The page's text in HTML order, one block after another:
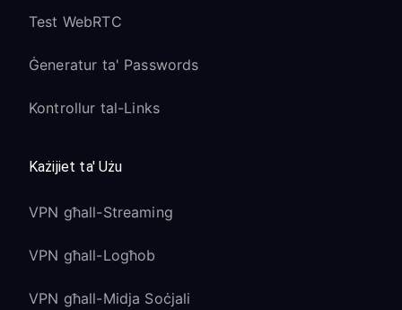
Test WebRTC
Ġeneratur ta' Passwords
Kontrollur tal-Links
Każijiet ta' Użu
VPN għall-Streaming
VPN għall-Logħob
VPN għall-Midja Soċjali